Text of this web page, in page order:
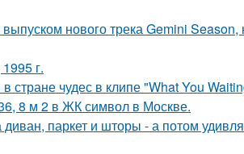
выпуском нового трека Gemini
г.
чудес в клипе "What You
8 м 2 в ЖК символ в Москве.
паркет и шторы - а потом